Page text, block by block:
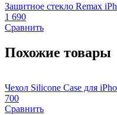
Защитное стекло Remax
1 690
Сравнить
Похожие товары
Чехол Silicone Case для
700
Сравнить